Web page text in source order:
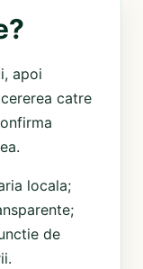
apoi
catre
locala;
de